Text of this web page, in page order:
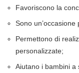
Favoriscono la
Sono
Permettono di
personalizzate;
Aiutano i bambini a